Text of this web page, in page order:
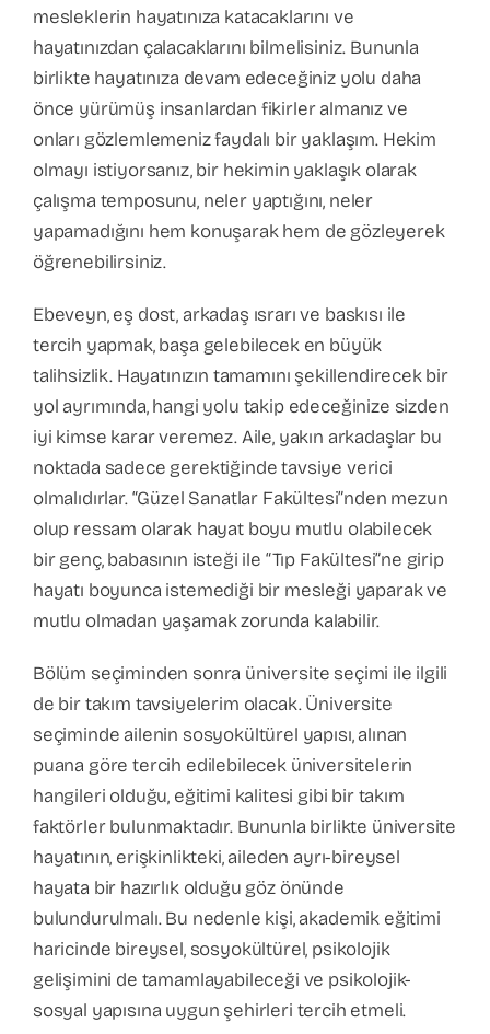
mesleklerin hayatınıza katacaklarını ve
hayatınızdan çalacaklarını bilmelisiniz. Bununla
birlikte hayatınıza devam edeceğiniz yolu daha
önce yürümüş insanlardan fikirler almanız ve
onları gözlemlemeniz faydalı bir yaklaşım. Hekim
olmayı istiyorsanız, bir hekimin yaklaşık olarak
çalışma temposunu, neler yaptığını, neler
yapamadığını hem konuşarak hem de gözleyerek
öğrenebilirsiniz.
Ebeveyn, eş dost, arkadaş ısrarı ve baskısı ile
tercih yapmak, başa gelebilecek en büyük
talihsizlik. Hayatınızın tamamını şekillendirecek bir
yol ayrımında, hangi yolu takip edeceğinize sizden
iyi kimse karar veremez. Aile, yakın arkadaşlar bu
noktada sadece gerektiğinde tavsiye verici
olmalıdırlar. “Güzel Sanatlar Fakültesi”nden mezun
olup ressam olarak hayat boyu mutlu olabilecek
bir genç, babasının isteği ile “Tıp Fakültesi”ne girip
hayatı boyunca istemediği bir mesleği yaparak ve
mutlu olmadan yaşamak zorunda kalabilir.
Bölüm seçiminden sonra üniversite seçimi ile ilgili
de bir takım tavsiyelerim olacak. Üniversite
seçiminde ailenin sosyokültürel yapısı, alınan
puana göre tercih edilebilecek üniversitelerin
hangileri olduğu, eğitimi kalitesi gibi bir takım
faktörler bulunmaktadır. Bununla birlikte üniversite
hayatının, erişkinlikteki, aileden ayrı-bireysel
hayata bir hazırlık olduğu göz önünde
bulundurulmalı. Bu nedenle kişi, akademik eğitimi
haricinde bireysel, sosyokültürel, psikolojik
gelişimini de tamamlayabileceği ve psikolojik-
sosyal yapısına uygun şehirleri tercih etmeli.